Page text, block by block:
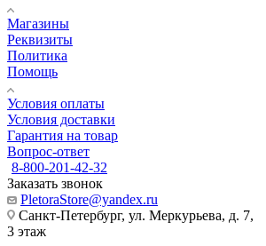
Магазины
Реквизиты
Политика
Помощь
Условия оплаты
Условия доставки
Гарантия на товар
Вопрос-ответ
8-800-201-42-32
Заказать звонок
PletoraStore@yandex.ru
Санкт-Петербург, ул. Меркурьева, д. 7,
3 этаж